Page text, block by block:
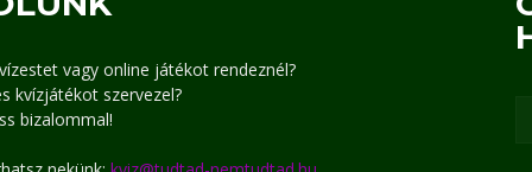
vagy online játékot rendeznél?
kvízjátékot szervezel?
bizalommal!